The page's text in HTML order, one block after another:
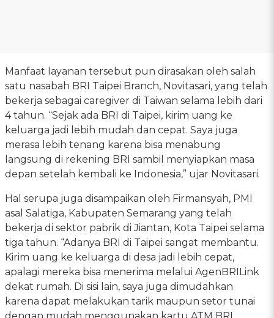
Manfaat layanan tersebut pun dirasakan oleh salah
satu nasabah BRI Taipei Branch, Novitasari, yang telah
bekerja sebagai caregiver di Taiwan selama lebih dari
4 tahun. “Sejak ada BRI di Taipei, kirim uang ke
keluarga jadi lebih mudah dan cepat. Saya juga
merasa lebih tenang karena bisa menabung
langsung di rekening BRI sambil menyiapkan masa
depan setelah kembali ke Indonesia,” ujar Novitasari.
Hal serupa juga disampaikan oleh Firmansyah, PMI
asal Salatiga, Kabupaten Semarang yang telah
bekerja di sektor pabrik di Jiantan, Kota Taipei selama
tiga tahun. “Adanya BRI di Taipei sangat membantu.
Kirim uang ke keluarga di desa jadi lebih cepat,
apalagi mereka bisa menerima melalui AgenBRILink
dekat rumah. Di sisi lain, saya juga dimudahkan
karena dapat melakukan tarik maupun setor tunai